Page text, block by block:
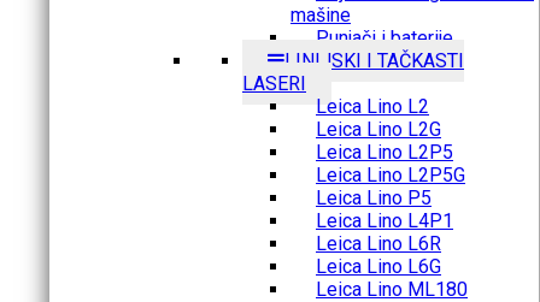
mašine
Punjači i baterije
LINIJSKI I TAČKASTI
LASERI
Leica Lino L2
Leica Lino L2G
Leica Lino L2P5
Leica Lino L2P5G
Leica Lino P5
Leica Lino L4P1
Leica Lino L6R
Leica Lino L6G
Leica Lino ML180